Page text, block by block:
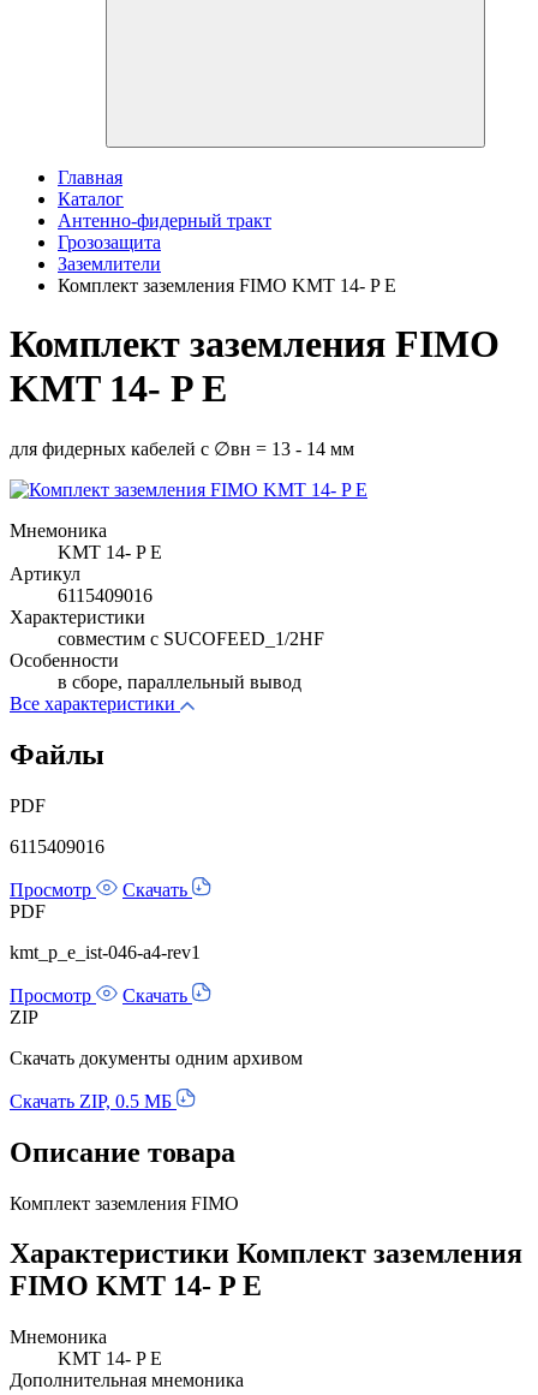
Главная
Каталог
Антенно-фидерный тракт
Грозозащита
Заземлители
Комплект заземления FIMO KMT 14- P E
Комплект заземления FIMO
KMT 14- P E
для фидерных кабелей с ∅вн = 13 - 14 мм
Мнемоника
KMT 14- P E
Артикул
6115409016
Характеристики
совместим с SUCOFEED_1/2HF
Особенности
в сборе, параллельный вывод
Все характеристики
Файлы
PDF
6115409016
Просмотр
Скачать
PDF
kmt_p_e_ist-046-a4-rev1
Просмотр
Скачать
ZIP
Скачать документы одним архивом
Скачать ZIP, 0.5 МБ
Описание товара
Комплект заземления FIMO
Характеристики Комплект заземления
FIMO KMT 14- P E
Мнемоника
KMT 14- P E
Дополнительная мнемоника